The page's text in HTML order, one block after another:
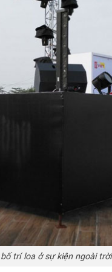
trí loa ở sự kiện ngoài trời